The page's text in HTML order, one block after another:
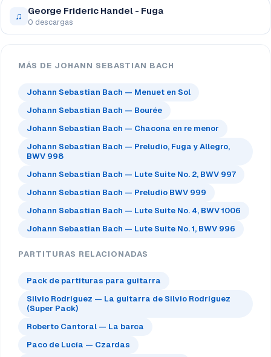
♫ George Frideric Handel - Fuga
0 descargas
MÁS DE JOHANN SEBASTIAN BACH
Johann Sebastian Bach — Menuet en Sol
Johann Sebastian Bach — Bourée
Johann Sebastian Bach — Chacona en re menor
Johann Sebastian Bach — Preludio, Fuga y Allegro,
BWV 998
Johann Sebastian Bach — Lute Suite No. 2, BWV 997
Johann Sebastian Bach — Preludio BWV 999
Johann Sebastian Bach — Lute Suite No. 4, BWV 1006
Johann Sebastian Bach — Lute Suite No. 1, BWV 996
PARTITURAS RELACIONADAS
Pack de partituras para guitarra
Silvio Rodríguez — La guitarra de Silvio Rodríguez
(Super Pack)
Roberto Cantoral — La barca
Paco de Lucía — Czardas